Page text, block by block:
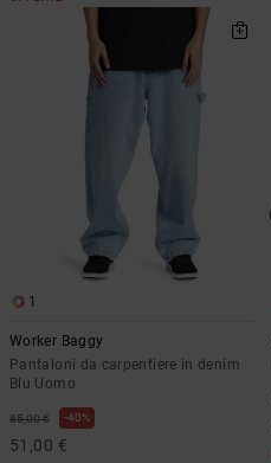
1
Worker Baggy
Pantaloni da carpentiere in denim
Blu Uomo
85,00 € 40%
51,00 €